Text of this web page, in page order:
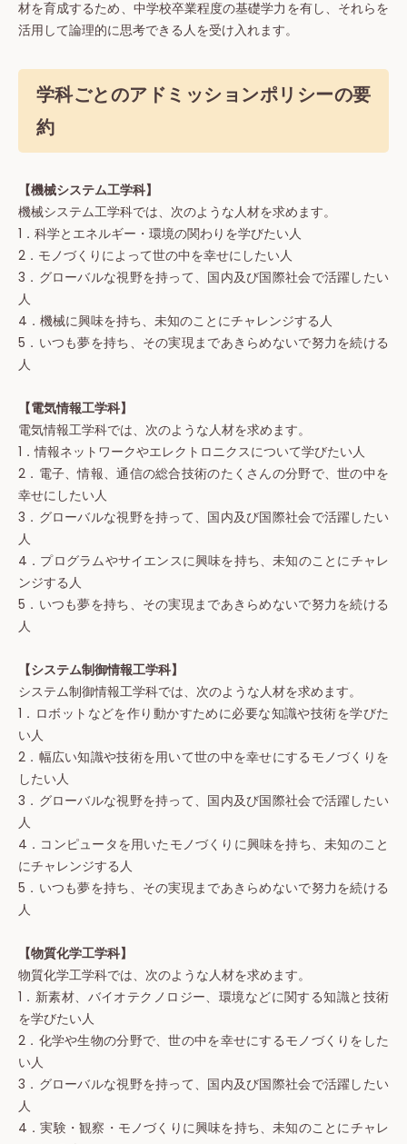
材を育成するため、中学校卒業程度の基礎学力を有し、それらを
活用して論理的に思考できる人を受け入れます。
学科ごとのアドミッションポリシーの要
約
【機械システム工学科】
機械システム工学科では、次のような人材を求めます。
1．科学とエネルギー・環境の関わりを学びたい人
2．モノづくりによって世の中を幸せにしたい人
3．グローバルな視野を持って、国内及び国際社会で活躍したい
人
4．機械に興味を持ち、未知のことにチャレンジする人
5．いつも夢を持ち、その実現まであきらめないで努力を続ける
人
【電気情報工学科】
電気情報工学科では、次のような人材を求めます。
1．情報ネットワークやエレクトロニクスについて学びたい人
2．電子、情報、通信の総合技術のたくさんの分野で、世の中を
幸せにしたい人
3．グローバルな視野を持って、国内及び国際社会で活躍したい
人
4．プログラムやサイエンスに興味を持ち、未知のことにチャレ
ンジする人
5．いつも夢を持ち、その実現まであきらめないで努力を続ける
人
【システム制御情報工学科】
システム制御情報工学科では、次のような人材を求めます。
1．ロボットなどを作り動かすために必要な知識や技術を学びた
い人
2．幅広い知識や技術を用いて世の中を幸せにするモノづくりを
したい人
3．グローバルな視野を持って、国内及び国際社会で活躍したい
人
4．コンピュータを用いたモノづくりに興味を持ち、未知のこと
にチャレンジする人
5．いつも夢を持ち、その実現まであきらめないで努力を続ける
人
【物質化学工学科】
物質化学工学科では、次のような人材を求めます。
1．新素材、バイオテクノロジー、環境などに関する知識と技術
を学びたい人
2．化学や生物の分野で、世の中を幸せにするモノづくりをした
い人
3．グローバルな視野を持って、国内及び国際社会で活躍したい
人
4．実験・観察・モノづくりに興味を持ち、未知のことにチャレ